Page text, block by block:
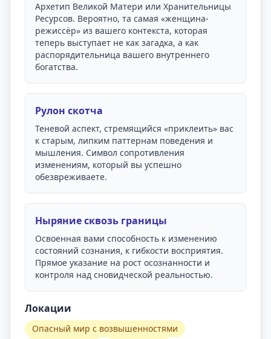
Архетип Великой Матери или Хранительницы
Ресурсов. Вероятно, та самая «женщина-
режиссёр» из вашего контекста, которая
теперь выступает не как загадка, а как
распорядительница вашего внутреннего
богатства.
Рулон скотча
Теневой аспект, стремящийся «приклеить» вас
к старым, липким паттернам поведения и
мышления. Символ сопротивления
изменениям, который вы успешно
обезвреживаете.
Ныряние сквозь границы
Освоенная вами способность к изменению
состояний сознания, к гибкости восприятия.
Прямое указание на рост осознанности и
контроля над сновидческой реальностью.
Локации
Опасный мир с возвышенностями